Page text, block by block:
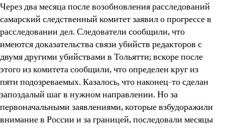
Через два месяца после возобновления расследований
самарский следственный комитет заявил о прогрессе в
расследовании дел. Следователи сообщили, что
имеются доказательства связи убийств редакторов с
двумя другими убийствами в Тольятти; вскоре после
этого из комитета сообщили, что определен круг из
пяти подозреваемых. Казалось, что наконец-то сделан
запоздалый шаг в нужном направлении. Но за
первоначальными заявлениями, которые взбудоражили
внимание в России и за границей, последовали месяцы